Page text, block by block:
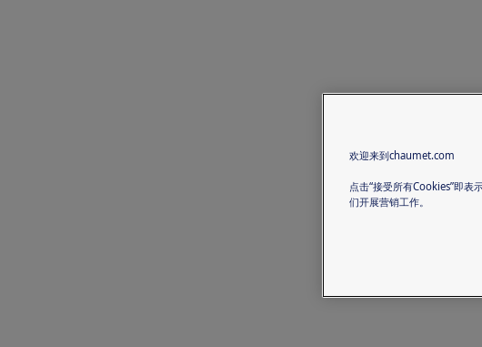
欢迎来到chaumet.com
点击“接受所有Cookies”即表
们开展营销工作。